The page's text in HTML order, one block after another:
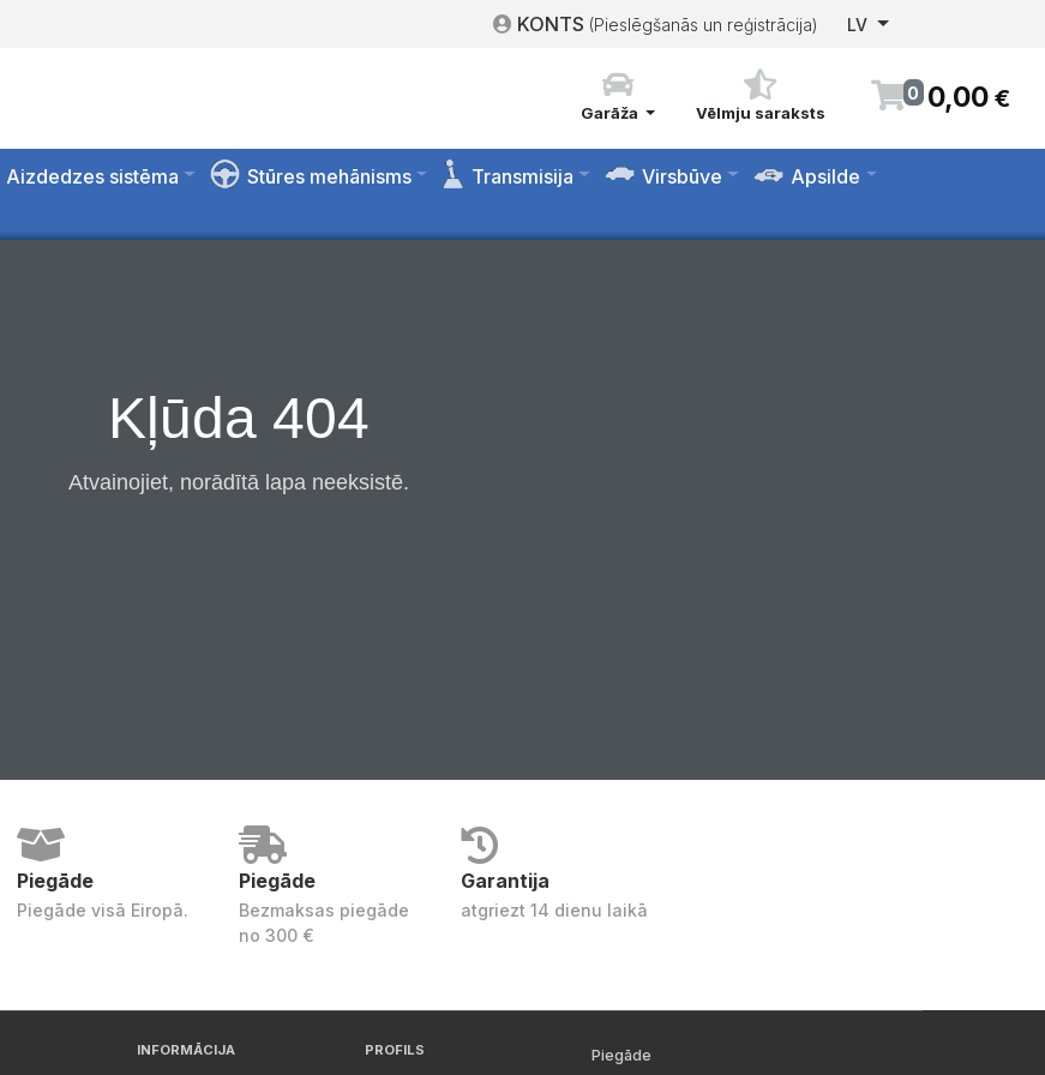
KONTS (Pieslēgšanās un reģistrācija) LV
Garāža Vēlmju saraksts
0 0,00 €
Aizdedzes sistēma Stūres mehānisms Transmisija Virsbūve
Apsilde
Kļūda 404
Atvainojiet, norādītā lapa neeksistē.
Piegāde
Piegāde visā Eiropā.
Piegāde
Bezmaksas piegāde
no 300 €
Garantija
atgriezt 14 dienu laikā
INFORMĀCIJA PROFILS Piegāde